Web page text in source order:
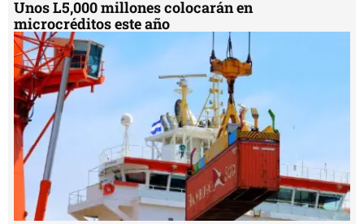
Unos L5,000 millones colocarán en
microcréditos este año